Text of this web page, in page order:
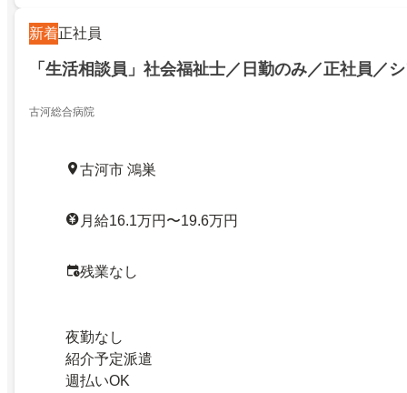
新着正社員
「生活相談員」社会福祉士／日勤のみ／正社員／
古河総合病院
古河市 鴻巣
月給16.1万円〜19.6万円
残業なし
夜勤なし
紹介予定派遣
週払いOK